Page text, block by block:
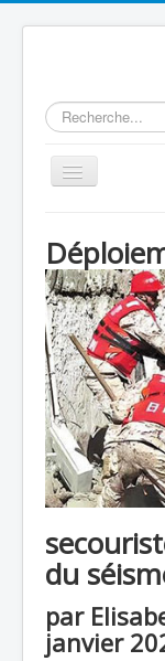
Rechercher
Basculer
la
du
par
janvier